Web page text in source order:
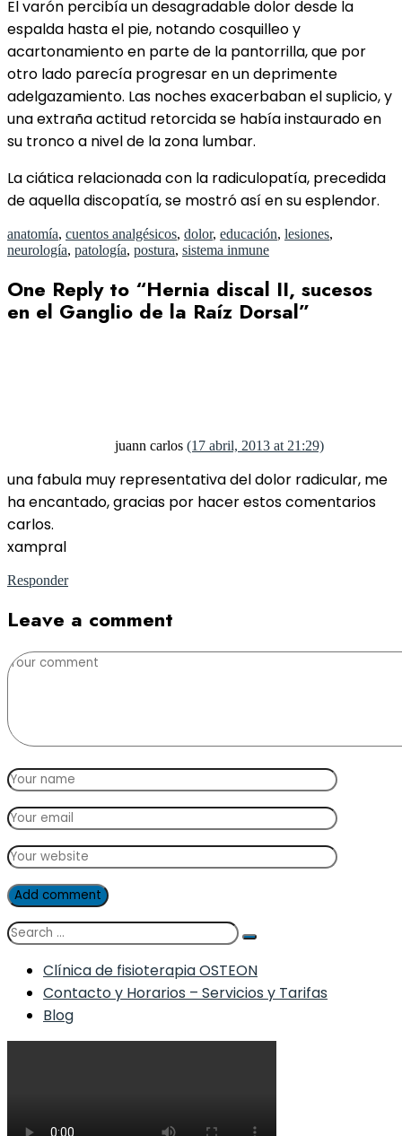
El varón percibía un desagradable dolor desde la
espalda hasta el pie, notando cosquilleo y
acartonamiento en parte de la pantorrilla, que por
otro lado parecía progresar en un deprimente
adelgazamiento. Las noches exacerbaban el suplicio, y
una extraña actitud retorcida se había instaurado en
su tronco a nivel de la zona lumbar.
La ciática relacionada con la radiculopatía, precedida
de aquella discopatía, se mostró así en su esplendor.
anatomía, cuentos analgésicos, dolor, educación, lesiones,
neurología, patología, postura, sistema inmune
One Reply to “Hernia discal II, sucesos
en el Ganglio de la Raíz Dorsal”
juann carlos (17 abril, 2013 at 21:29)
una fabula muy representativa del dolor radicular, me
ha encantado, gracias por hacer estos comentarios
carlos.
xampral
Responder
Leave a comment
Add comment
Clínica de fisioterapia OSTEON
Contacto y Horarios – Servicios y Tarifas
Blog